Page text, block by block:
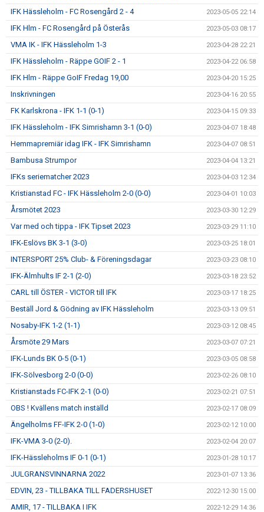
IFK Hässleholm - FC Rosengård 2 - 4 2023-05-05 22:14
IFK Hlm - FC Rosengård på Österås 2023-05-03 08:17
VMA IK - IFK Hässleholm 1-3 2023-04-28 22:21
IFK Hässleholm - Räppe GOIF 2 - 1 2023-04-22 06:58
IFK Hlm - Räppe GoIF Fredag 19,00 2023-04-20 15:25
Inskrivningen 2023-04-16 20:55
FK Karlskrona - IFK 1-1 (0-1) 2023-04-15 09:33
IFK Hässleholm - IFK Simrishamn 3-1 (0-0) 2023-04-07 18:48
Hemmapremiär idag IFK - IFK Simrishamn 2023-04-07 08:51
Bambusa Strumpor 2023-04-04 13:21
IFKs seriematcher 2023 2023-04-03 12:34
Kristianstad FC - IFK Hässleholm 2-0 (0-0) 2023-04-01 10:03
Årsmötet 2023 2023-03-30 12:29
Var med och tippa - IFK Tipset 2023 2023-03-29 11:10
IFK-Eslövs BK 3-1 (3-0) 2023-03-25 18:01
INTERSPORT 25% Club- & Föreningsdagar 2023-03-23 08:10
IFK-Älmhults IF 2-1 (2-0) 2023-03-18 23:52
CARL till ÖSTER - VICTOR till IFK 2023-03-17 18:25
Beställ Jord & Gödning av IFK Hässleholm 2023-03-13 09:51
Nosaby-IFK 1-2 (1-1) 2023-03-12 08:45
Årsmöte 29 Mars 2023-03-07 07:21
IFK-Lunds BK 0-5 (0-1) 2023-03-05 08:58
IFK-Sölvesborg 2-0 (0-0) 2023-02-26 08:10
Kristianstads FC-IFK 2-1 (0-0) 2023-02-21 07:51
OBS ! Kvällens match inställd 2023-02-17 08:09
Ängelholms FF-IFK 2-0 (1-0) 2023-02-12 10:00
IFK-VMA 3-0 (2-0). 2023-02-04 20:07
IFK-Hässleholms IF 0-1 (0-1) 2023-01-28 10:17
JULGRANSVINNARNA 2022 2023-01-07 13:36
EDVIN, 23 - TILLBAKA TILL FADERSHUSET 2022-12-30 15:00
AMIR, 17 - TILLBAKA I IFK 2022-12-29 14:36